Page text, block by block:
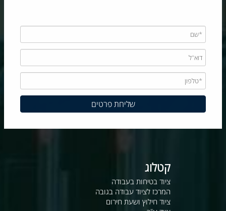
קטלוג
ציוד בטיחות בעבודה
המרכז לציוד עבודה בגובה
ציוד חילוץ ושעת חירום